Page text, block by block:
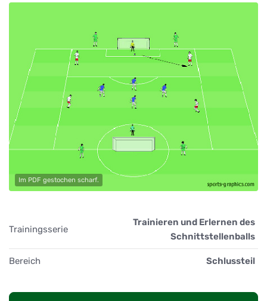
Im PDF gestochen scharf.
Trainingsserie
Trainieren und Erlernen des
Schnittstellenballs
Bereich Schlussteil